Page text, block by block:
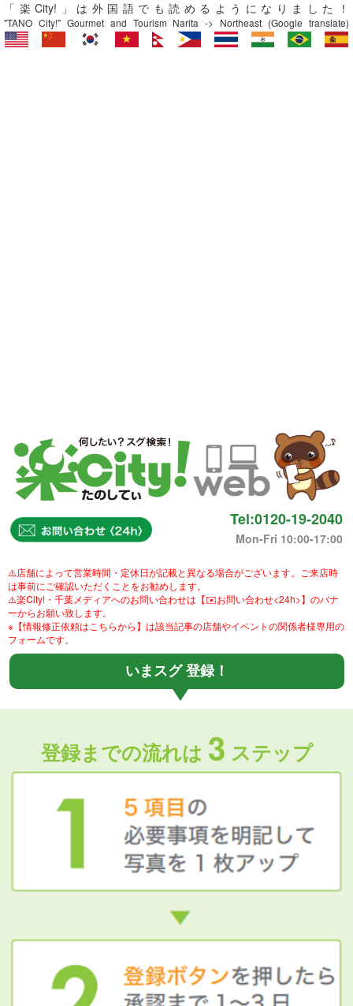
「楽City!」は外国語でも読めるようになりました！
"TANO City!" Gourmet and Tourism Narita -> Northeast (Google translate)
Tel:0120-19-2040
Mon-Fri 10:00-17:00
⚠️店舗によって営業時間・定休日が記載と異なる場合がございます。ご来店時
は事前にご確認いただくことをお勧めします。
⚠️楽City!・千葉メディアへのお問い合わせは【✉️お問い合わせ<24h>】のバナ
ーからお願い致します。
※【情報修正依頼はこちらから】は該当記事の店舗やイベントの関係者様専用の
フォームです。
いまスグ 登録！
登録までの流れは 3 ステップ